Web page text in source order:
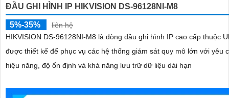
ĐẦU GHI HÌNH IP HIKVISION DS-96128NI-M8
5%-35%
liên hệ
HIKVISION DS-96128NI-M8 là dòng đầu ghi hình IP cao cấp thuộc
được thiết kế để phục vụ các hệ thống giám sát quy mô lớn với yêu
hiệu năng, độ ổn định và khả năng lưu trữ dữ liệu dài hạn